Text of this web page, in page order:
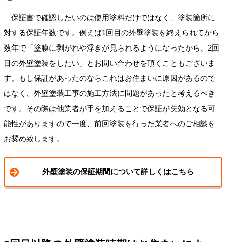
保証書で確認したいのは使用塗料だけではなく、塗装箇所に
対する保証年数です。例えば1回目の外壁塗装を終えられてから
数年で「塗膜に剥がれや浮きが見られるようになったから、 2回
目の外壁塗装をしたい」とお問い合わせを頂くこともございま
す。もし保証があったのならこれはお住まいに原因があるので
はなく、外壁塗装工事の施工方法に問題があったと考えるべき
です。その際は他業者が手を加えることで保証が失効となる可
能性がありますので一度、前回塗装を行った業者へのご相談を
お奨め致します。
外壁塗装の保証期間について詳しくはこちら